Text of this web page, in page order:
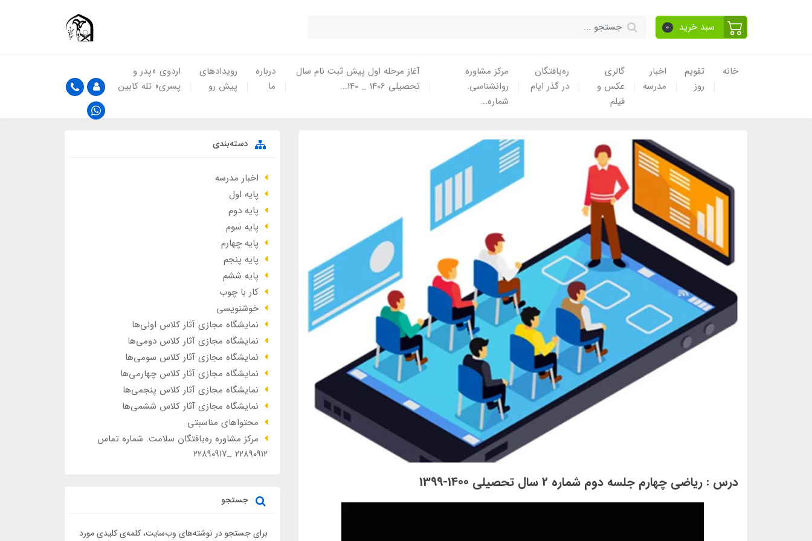
سبد خرید 0
خانه
تقویم
روز
اخبار
مدرسه
گالری
عکس و
فیلم
ره‌یافتگان
در گذر ایام
مرکز مشاوره
روانشناسی.
شماره...
آغاز مرحله اول پیش ثبت نام سال
تحصیلی 1406 _ 140...
درباره
ما
رویدادهای
پیش رو
اردوی «پدر و
پسری» تله کابین
درس : ریاضی چهارم جلسه دوم شماره 2 سال تحصیلی 1400-1399
دسته‌بندی
اخبار مدرسه
پایه اول
پایه دوم
پایه سوم
پایه چهارم
پایه پنجم
پایه ششم
کار با چوب
خوشنویسی
نمایشگاه مجازی آثار کلاس اولی‌ها
نمایشگاه مجازی آثار کلاس دومی‌ها
نمایشگاه مجازی آثار کلاس سومی‌ها
نمایشگاه مجازی آثار کلاس چهارمی‌ها
نمایشگاه مجازی آثار کلاس پنجمی‌ها
نمایشگاه مجازی آثار کلاس ششمی‌ها
محتواهای مناسبتی
مرکز مشاوره ره‌یافتگان سلامت. شماره تماس
۲۲۸۹۰۹۱۲ _۲۲۸۹۰۹۱۷
جستجو
برای جستجو در نوشته‌های وب‌سایت، کلمه‌ی کلیدی مورد